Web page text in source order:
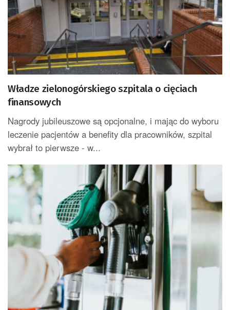
Władze zielonogórskiego szpitala o cięciach
finansowych
Nagrody jubileuszowe są opcjonalne, i mając do wyboru
leczenie pacjentów a benefity dla pracowników, szpital
wybrał to pierwsze - w...